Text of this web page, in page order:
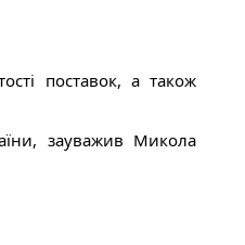
поставок, а також
зауважив Микола